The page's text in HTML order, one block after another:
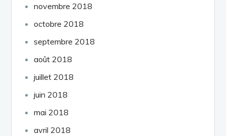
novembre 2018
octobre 2018
septembre 2018
août 2018
juillet 2018
juin 2018
mai 2018
avril 2018